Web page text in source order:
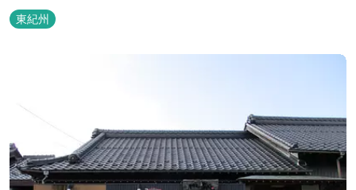
東紀州